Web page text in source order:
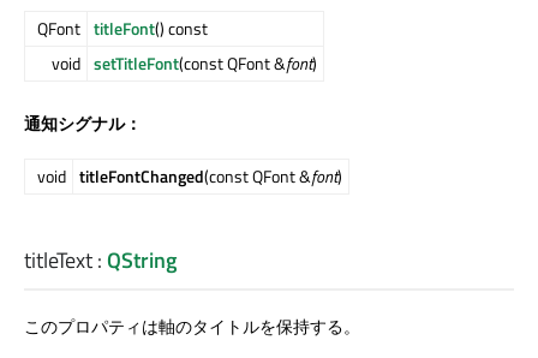
QFont titleFont() const
void setTitleFont(const QFont &font)
通知シグナル：
void titleFontChanged(const QFont &font)
titleText:QString
このプロパティは軸のタイトルを保持する。